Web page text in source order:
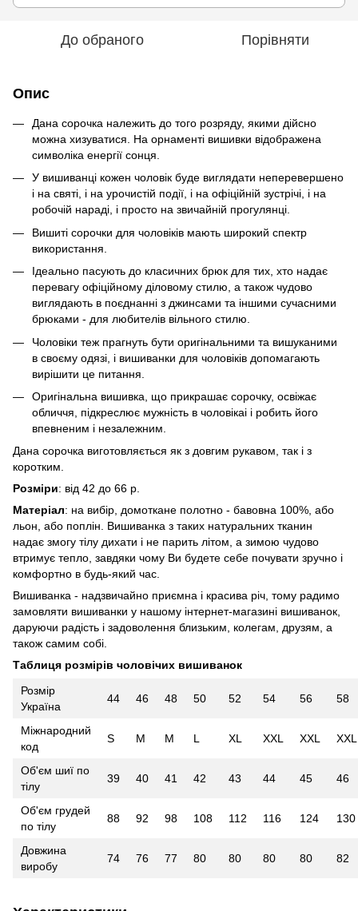
До обраного Порівняти
Опис
Дана сорочка належить до того розряду, якими дійсно
можна хизуватися. На орнаменті вишивки відображена
символіка енергії сонця.
У вишиванці кожен чоловік буде виглядати неперевершено
і на святі, і на урочистій події, і на офіційній зустрічі, і на
робочій нараді, і просто на звичайній прогулянці.
Вишиті сорочки для чоловіків мають широкий спектр
використання.
Ідеально пасують до класичних брюк для тих, хто надає
перевагу офіційному діловому стилю, а також чудово
виглядають в поєднанні з джинсами та іншими сучасними
брюками - для любителів вільного стилю.
Чоловіки теж прагнуть бути оригінальними та вишуканими
в своєму одязі, і вишиванки для чоловіків допомагають
вирішити це питання.
Оригінальна вишивка, що прикрашає сорочку, освіжає
обличчя, підкреслює мужність в чоловікаі і робить його
впевненим і незалежним.
Дана сорочка виготовляється як з довгим рукавом, так і з
коротким.
Розміри: від 42 до 66 р.
Матеріал: на вибір, домоткане полотно - бавовна 100%, або
льон, або поплін. Вишиванка з таких натуральних тканин
надає змогу тілу дихати і не парить літом, а зимою чудово
втримує тепло, завдяки чому Ви будете себе почувати зручно і
комфортно в будь-який час.
Вишиванка - надзвичайно приємна і красива річ, тому радимо
замовляти вишиванки у нашому інтернет-магазині вишиванок,
даруючи радість і задоволення близьким, колегам, друзям, а
також самим собі.
Таблиця розмірів чоловічих вишиванок
Розмір
Україна
44 46 48 50 52 54 56 58
Міжнародний
код
S M M L XL XXL XXL XXL
Об'єм шиї по
тілу
39 40 41 42 43 44 45 46
Об'єм грудей
по тілу
88 92 98 108 112 116 124 130
Довжина
виробу
74 76 77 80 80 80 80 82